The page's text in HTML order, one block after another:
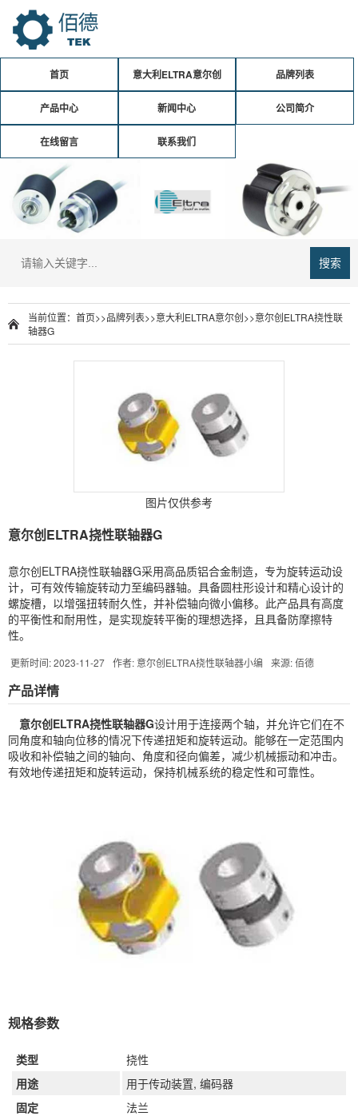
首页 意大利ELTRA意尔创 品牌列表
产品中心 新闻中心 公司简介
在线留言 联系我们
搜索
当前位置： 首页>>品牌列表>>意大利ELTRA意尔创>>意尔创ELTRA挠性联
轴器G
图片仅供参考
意尔创ELTRA挠性联轴器G
意尔创ELTRA挠性联轴器G采用高品质铝合金制造，专为旋转运动设
计，可有效传输旋转动力至编码器轴。具备圆柱形设计和精心设计的
螺旋槽，以增强扭转耐久性，并补偿轴向微小偏移。此产品具有高度
的平衡性和耐用性，是实现旋转平衡的理想选择，且具备防摩擦特
性。
更新时间: 2023-11-27 作者: 意尔创ELTRA挠性联轴器小编 来源: 佰德
产品详情
意尔创ELTRA挠性联轴器G设计用于连接两个轴，并允许它们在不
同角度和轴向位移的情况下传递扭矩和旋转运动。能够在一定范围内
吸收和补偿轴之间的轴向、角度和径向偏差，减少机械振动和冲击。
有效地传递扭矩和旋转运动，保持机械系统的稳定性和可靠性。
规格参数
类型
挠性
用途
用于传动装置, 编码器
固定
法兰